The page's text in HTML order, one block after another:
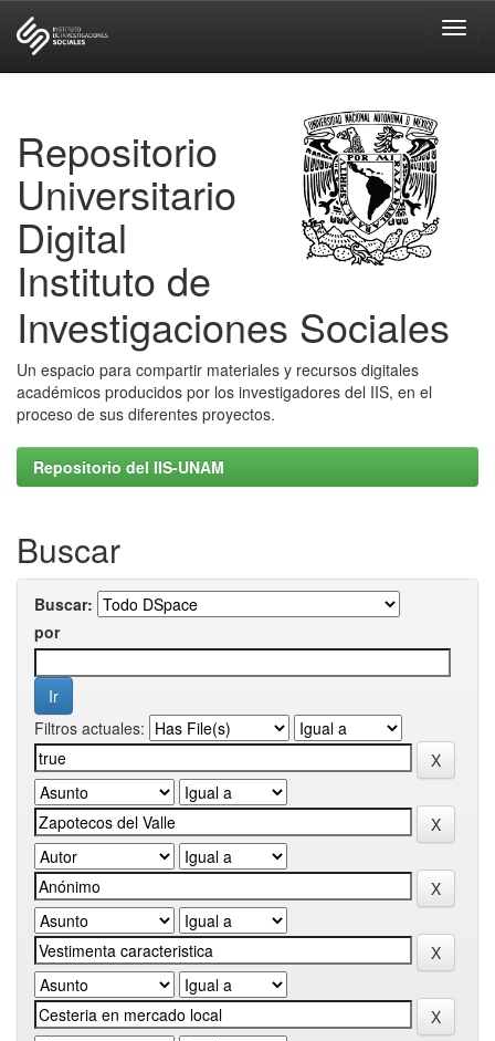
Repositorio
Universitario
Digital
Instituto de
Investigaciones Sociales
Un espacio para compartir materiales y recursos digitales
académicos producidos por los investigadores del IIS, en el
proceso de sus diferentes proyectos.
Repositorio del IIS-UNAM
Buscar
Buscar:
por
Filtros actuales: